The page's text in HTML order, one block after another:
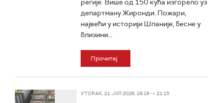
регије. Више од 150 кућа изгорело уз
департману Жиронди. Пожари,
највећи у историји Шпаније, бесне у
близини...
Прочитај
УТОРАК, 21. ЈУЛ 2026, 18:18 -> 21:15